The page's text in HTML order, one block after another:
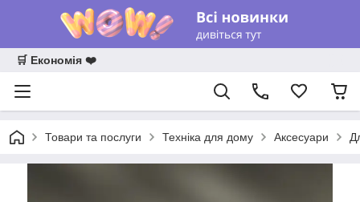
🛒 Економія ❤️
Товари та послуги Техніка для дому Аксесуари